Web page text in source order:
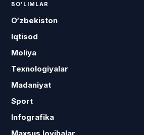
BO'LIMLAR
O‘zbekiston
Iqtisod
Moliya
Texnologiyalar
Madaniyat
Sport
Infografika